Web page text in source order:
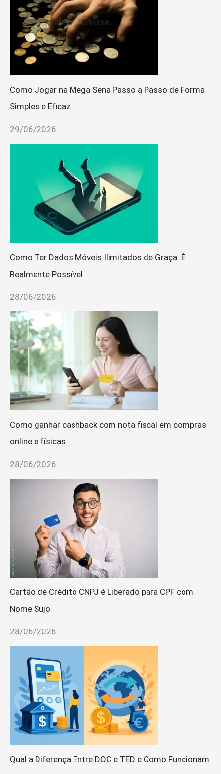
Como Jogar na Mega Sena Passo a Passo de Forma
Simples e Eficaz
29/06/2026
Como Ter Dados Móveis Ilimitados de Graça: É
Realmente Possível
28/06/2026
Como ganhar cashback com nota fiscal em compras
online e físicas
28/06/2026
Cartão de Crédito CNPJ é Liberado para CPF com
Nome Sujo
28/06/2026
Qual a Diferença Entre DOC e TED e Como Funcionam